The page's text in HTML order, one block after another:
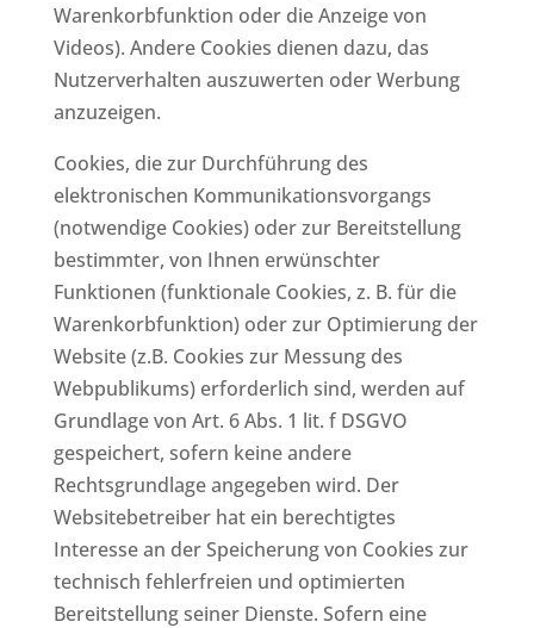
Warenkorbfunktion oder die Anzeige von
Videos). Andere Cookies dienen dazu, das
Nutzerverhalten auszuwerten oder Werbung
anzuzeigen.
Cookies, die zur Durchführung des
elektronischen Kommunikationsvorgangs
(notwendige Cookies) oder zur Bereitstellung
bestimmter, von Ihnen erwünschter
Funktionen (funktionale Cookies, z. B. für die
Warenkorbfunktion) oder zur Optimierung der
Website (z.B. Cookies zur Messung des
Webpublikums) erforderlich sind, werden auf
Grundlage von Art. 6 Abs. 1 lit. f DSGVO
gespeichert, sofern keine andere
Rechtsgrundlage angegeben wird. Der
Websitebetreiber hat ein berechtigtes
Interesse an der Speicherung von Cookies zur
technisch fehlerfreien und optimierten
Bereitstellung seiner Dienste. Sofern eine